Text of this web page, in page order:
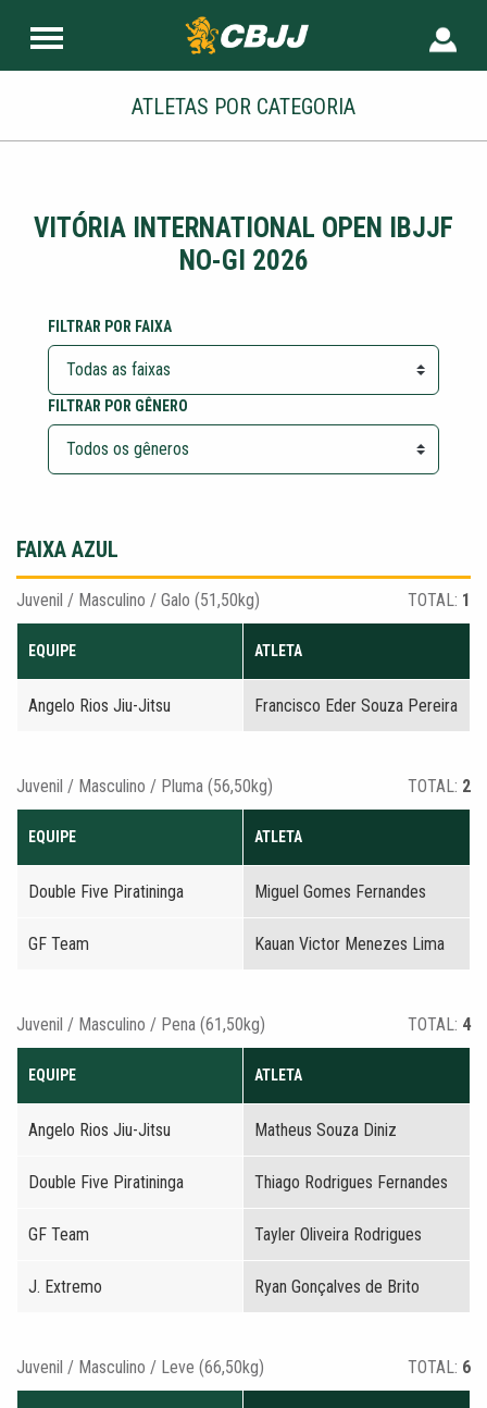
ATLETAS POR CATEGORIA
VITÓRIA INTERNATIONAL OPEN IBJJF
NO-GI 2026
FILTRAR POR FAIXA
FILTRAR POR GÊNERO
FAIXA AZUL
Juvenil / Masculino / Galo (51,50kg) TOTAL: 1
EQUIPE ATLETA
Angelo Rios Jiu-Jitsu Francisco Eder Souza Pereira
Juvenil / Masculino / Pluma (56,50kg) TOTAL: 2
EQUIPE ATLETA
Double Five Piratininga Miguel Gomes Fernandes
GF Team Kauan Victor Menezes Lima
Juvenil / Masculino / Pena (61,50kg) TOTAL: 4
EQUIPE ATLETA
Angelo Rios Jiu-Jitsu Matheus Souza Diniz
Double Five Piratininga Thiago Rodrigues Fernandes
GF Team Tayler Oliveira Rodrigues
J. Extremo Ryan Gonçalves de Brito
Juvenil / Masculino / Leve (66,50kg) TOTAL: 6